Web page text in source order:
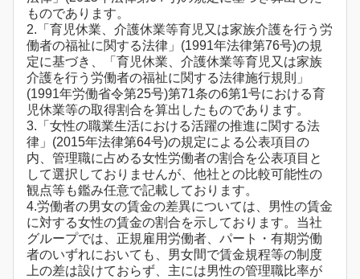
ものであります。
2.「育児休業、介護休業等育児又は家族介護を行う労
働者の福祉に関する法律」(1991年法律第76号)の規
定に基づき、「育児休業、介護休業等育児又は家族
介護を行う労働者の福祉に関する法律施行規則」
(1991年労働省令第25号)第71条の6第1号における育
児休業等の取得割合を算出したものであります。
3.「女性の職業生活における活躍の推進に関する法
律」(2015年法律第64号)の規定による公表項目の
内、管理職に占める女性労働者の割合を公表項目と
して選択しておりませんが、他社との比較可能性の
観点等も鑑み任意で記載しております。
4.労働者の男女の賃金の差異については、男性の賃金
に対する女性の賃金の割合を示しております。当社
グループでは、正規雇用労働者、パート・有期労働
者のいずれにおいても、男女間で賃金規程等の制度
上の差は設けておらず、主には男性の管理職比率が